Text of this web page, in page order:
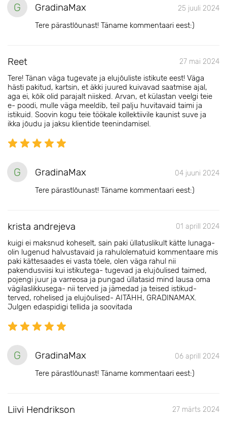
G GradinaMax 25 juuli 2024
Tere pärastlõunast! Täname kommentaari eest:)
Reet 27 mai 2024
Tere! Tänan väga tugevate ja elujõuliste istikute eest! Väga
hästi pakitud, kartsin, et äkki juured kuivavad saatmise ajal,
aga ei, kõik olid parajalt niisked. Arvan, et külastan veelgi teie
e- poodi, mulle väga meeldib, teil palju huvitavaid taimi ja
istikuid. Soovin kogu teie töökale kollektiivile kaunist suve ja
ikka jõudu ja jaksu klientide teenindamisel.
G GradinaMax 04 juuni 2024
Tere pärastlõunast! Täname kommentaari eest:)
krista andrejeva 01 aprill 2024
kuigi ei maksnud koheselt, sain paki üllatuslikult kätte lunaga-
olin lugenud halvustavaid ja rahulolematuid kommentaare mis
paki kättesaades ei vasta tõele, olen väga rahul nii
pakendusviisi kui istikutega- tugevad ja elujõulised taimed,
pojengi juur ja varreosa ja pungad üllatasid mind lausa oma
vägilaslikkusega- nii terved ja jämedad ja teised istikud-
terved, rohelised ja elujõulised- AITÄHH, GRADINAMAX.
Julgen edaspidigi tellida ja soovitada
G GradinaMax 06 aprill 2024
Tere pärastlõunast! Täname kommentaari eest:)
Liivi Hendrikson 27 märts 2024